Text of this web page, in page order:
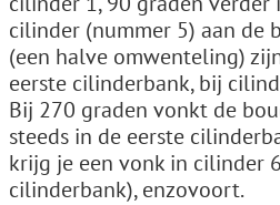
cilinder (nummer 5) aan de
(een halve omwenteling)
eerste cilinderbank, bij
Bij 270 graden vonkt de
steeds in de eerste
krijg je een vonk in cilinder
cilinderbank), enzovoort.